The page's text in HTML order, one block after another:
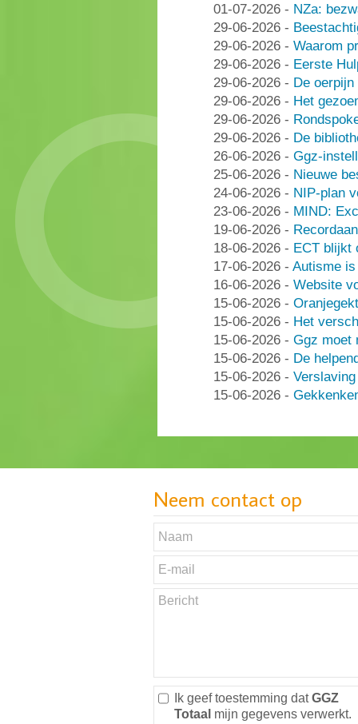
01-07-2026 - NZa:
29-06-2026 -
29-06-2026 - Waarom
29-06-2026 - Eerste
29-06-2026 - De
29-06-2026 - Het
29-06-2026 -
29-06-2026 - De
26-06-2026 - Ggz-
25-06-2026 - Nieuwe
24-06-2026 - NIP-plan
23-06-2026 - MIND:
19-06-2026 -
18-06-2026 - ECT blijkt
17-06-2026 - Autisme
16-06-2026 - Website
15-06-2026 -
15-06-2026 - Het
15-06-2026 - Ggz moet
15-06-2026 - De
15-06-2026 -
15-06-2026 -
Neem contact op
Ik geef toestemming datGGZ
Totaal mijn gegevens verwerkt.